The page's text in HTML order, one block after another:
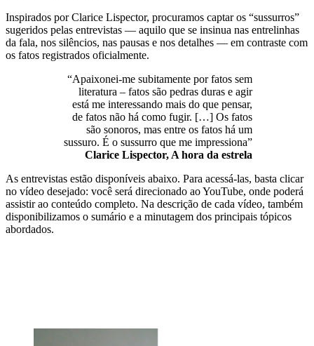
Inspirados por Clarice Lispector, procuramos captar os “sussurros”
sugeridos pelas entrevistas — aquilo que se insinua nas entrelinhas
da fala, nos silêncios, nas pausas e nos detalhes — em contraste com
os fatos registrados oficialmente.
“Apaixonei-me subitamente por fatos sem
literatura – fatos são pedras duras e agir
está me interessando mais do que pensar,
de fatos não há como fugir. […] Os fatos
são sonoros, mas entre os fatos há um
sussuro. É o sussurro que me impressiona”
Clarice Lispector, A hora da estrela
As entrevistas estão disponíveis abaixo. Para acessá-las, basta clicar
no vídeo desejado: você será direcionado ao YouTube, onde poderá
assistir ao conteúdo completo. Na descrição de cada vídeo, também
disponibilizamos o sumário e a minutagem dos principais tópicos
abordados.